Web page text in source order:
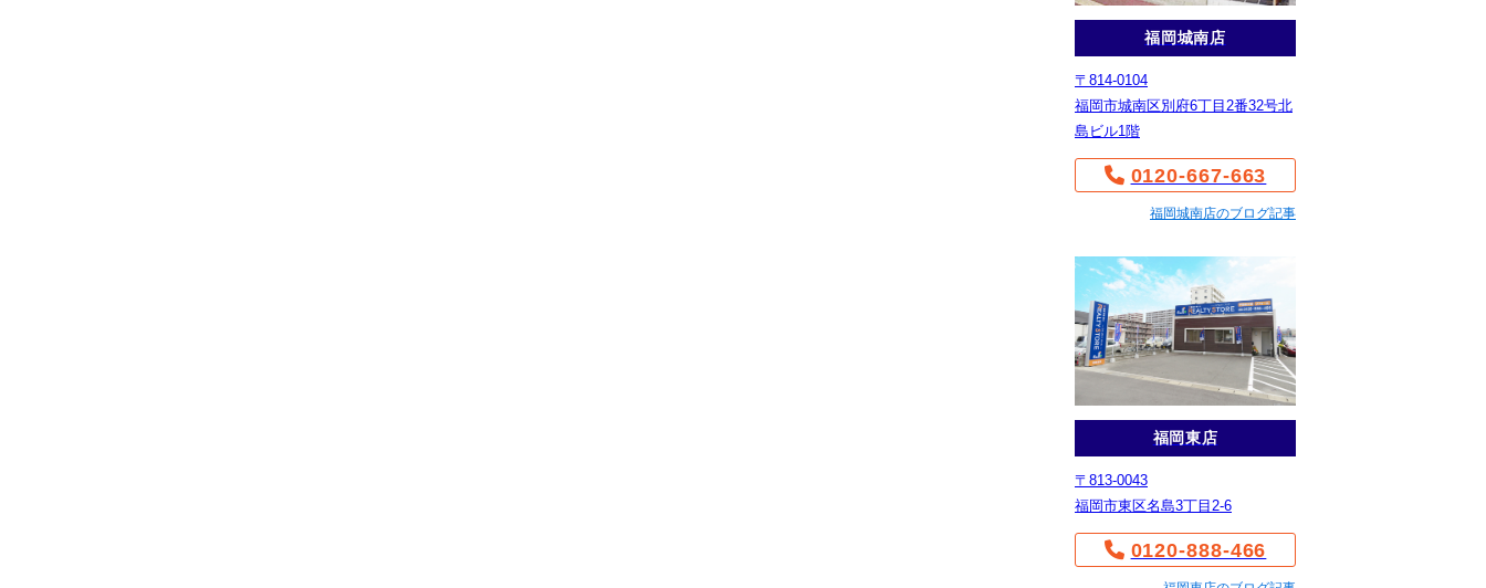
福岡城南店
〒814-0104
福岡市城南区別府6丁目2番32号北
島ビル1階
0120-667-663
福岡城南店のブログ記事
福岡東店
〒813-0043
福岡市東区名島3丁目2-6
0120-888-466